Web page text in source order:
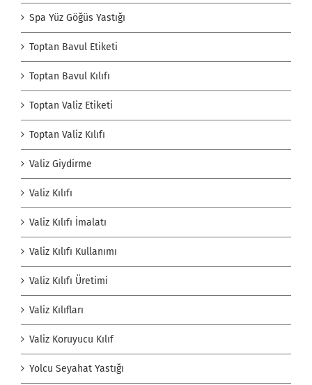
Spa Yüz Göğüs Yastığı
Toptan Bavul Etiketi
Toptan Bavul Kılıfı
Toptan Valiz Etiketi
Toptan Valiz Kılıfı
Valiz Giydirme
Valiz Kılıfı
Valiz Kılıfı İmalatı
Valiz Kılıfı Kullanımı
Valiz Kılıfı Üretimi
Valiz Kılıfları
Valiz Koruyucu Kılıf
Yolcu Seyahat Yastığı